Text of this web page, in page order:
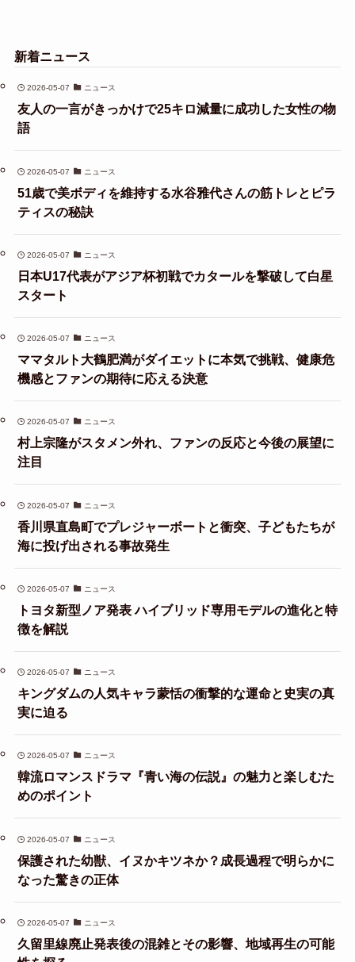
新着ニュース
2026-05-07 ニュース
友人の一言がきっかけで25キロ減量に成功した女性の物
語
2026-05-07 ニュース
51歳で美ボディを維持する水谷雅代さんの筋トレとピラ
ティスの秘訣
2026-05-07 ニュース
日本U17代表がアジア杯初戦でカタールを撃破して白星
スタート
2026-05-07 ニュース
ママタルト大鶴肥満がダイエットに本気で挑戦、健康危
機感とファンの期待に応える決意
2026-05-07 ニュース
村上宗隆がスタメン外れ、ファンの反応と今後の展望に
注目
2026-05-07 ニュース
香川県直島町でプレジャーボートと衝突、子どもたちが
海に投げ出される事故発生
2026-05-07 ニュース
トヨタ新型ノア発表 ハイブリッド専用モデルの進化と特
徴を解説
2026-05-07 ニュース
キングダムの人気キャラ蒙恬の衝撃的な運命と史実の真
実に迫る
2026-05-07 ニュース
韓流ロマンスドラマ『青い海の伝説』の魅力と楽しむた
めのポイント
2026-05-07 ニュース
保護された幼獣、イヌかキツネか？成長過程で明らかに
なった驚きの正体
2026-05-07 ニュース
久留里線廃止発表後の混雑とその影響、地域再生の可能